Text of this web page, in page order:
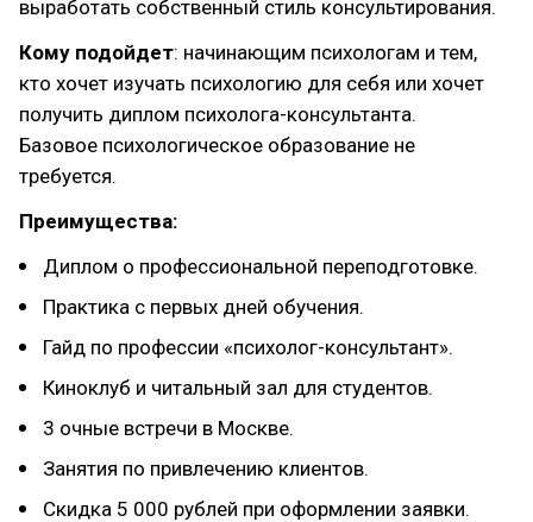
выработать собственный стиль консультирования.
Кому подойдет: начинающим психологам и тем,
кто хочет изучать психологию для себя или хочет
получить диплом психолога-консультанта.
Базовое психологическое образование не
требуется.
Преимущества:
Диплом о профессиональной переподготовке.
Практика с первых дней обучения.
Гайд по профессии «психолог-консультант».
Киноклуб и читальный зал для студентов.
3 очные встречи в Москве.
Занятия по привлечению клиентов.
Скидка 5 000 рублей при оформлении заявки.